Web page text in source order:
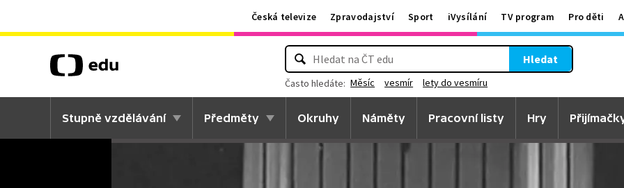
Česká televize Zpravodajství Sport iVysílání TV program Pro děti
Hledat
Často hledáte: Měsíc vesmír lety do vesmíru
Stupně vzdělávání Předměty Okruhy Náměty Pracovní listy Hry